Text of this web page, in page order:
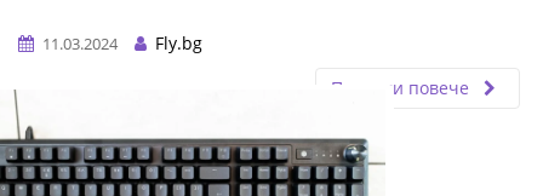
11.03.2024
Fly.bg
Прочети повече